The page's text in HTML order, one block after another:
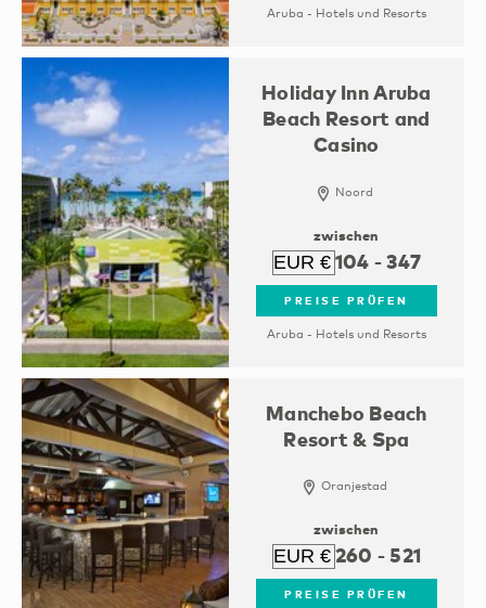
Aruba - Hotels und Resorts
Holiday Inn Aruba
Beach Resort and
Casino
Noord
zwischen
104 -347
PREISE PRÜFEN
Aruba - Hotels und Resorts
Manchebo Beach
Resort & Spa
Oranjestad
zwischen
260 -521
PREISE PRÜFEN